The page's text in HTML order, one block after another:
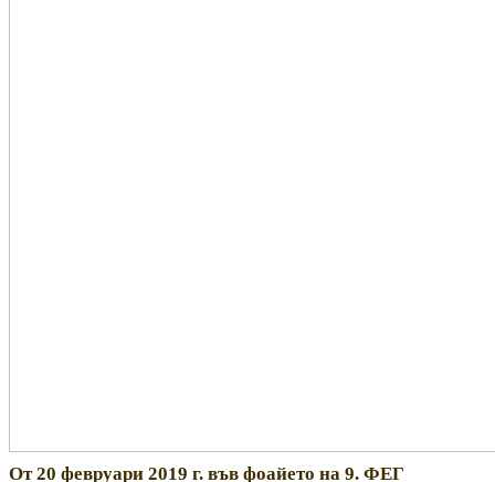
От 20 февруари 2019 г. във фоайето на 9. ФЕГ